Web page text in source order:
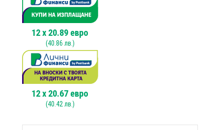
12x 20.89 евро
(40.86 лв.)
12x 20.67 евро
(40.42 лв.)